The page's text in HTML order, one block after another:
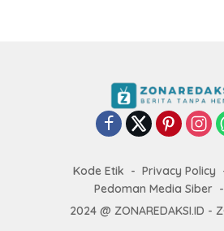
Kode Etik Privacy Policy
Pedoman Media Siber
2024 @ ZONAREDAKSI.ID -